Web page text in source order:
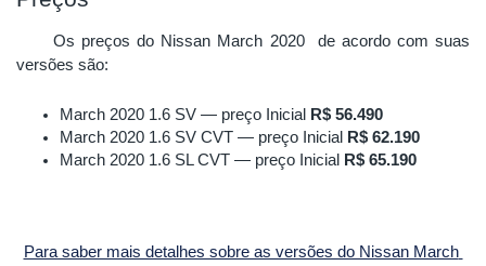
Os preços do Nissan March 2020  de acordo com suas
versões são:
March 2020 1.6 SV — preço Inicial
R$ 56.490
March 2020 1.6 SV CVT — preço Inicial
R$ 62.190
March 2020 1.6 SL CVT — preço Inicial
R$ 65.190
Para saber mais detalhes sobre as versões do Nissan March